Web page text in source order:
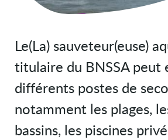
Le(La) sauveteur(euse)
titulaire du BNSSA peut
différents postes de
notamment les plages,
bassins, les piscines